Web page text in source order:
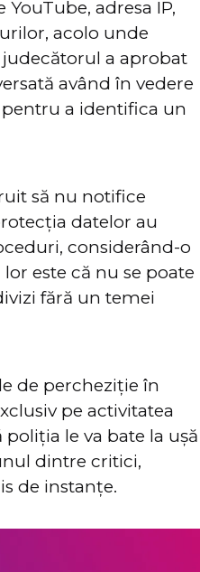
adresa IP,
acolo unde
a aprobat
având în vedere
a identifica un
să nu notifice
datelor au
considerând-o
este că nu se poate
fără un temei
de percheziție în
pe activitatea
le va bate la ușă
dintre critici,
de instanțe.